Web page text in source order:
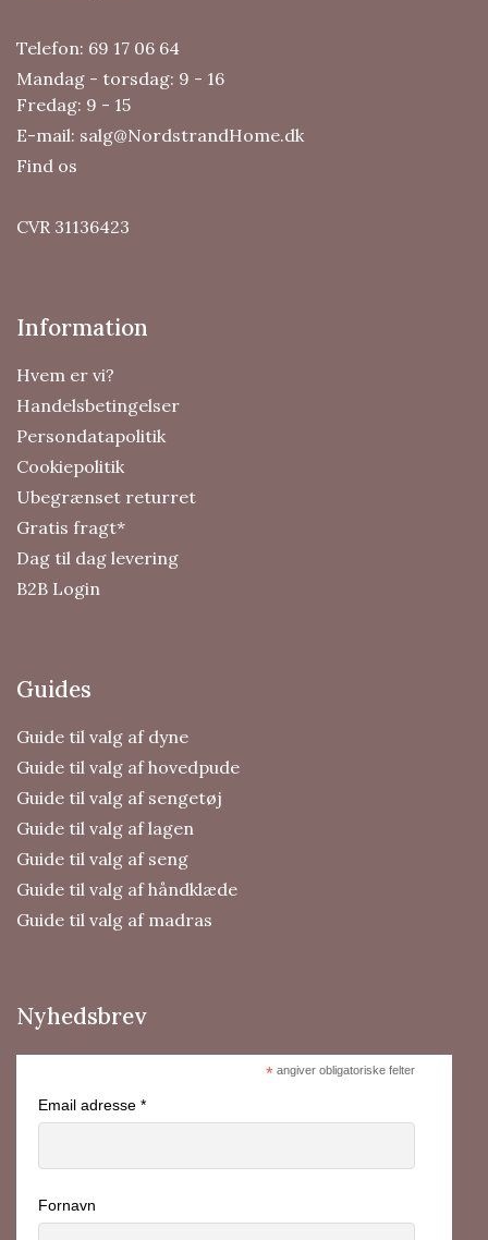
Telefon: 69 17 06 64
Mandag - torsdag: 9 - 16
Fredag: 9 - 15
E-mail: salg@NordstrandHome.dk
Find os
CVR 31136423
Information
Hvem er vi?
Handelsbetingelser
Persondatapolitik
Cookiepolitik
Ubegrænset returret
Gratis fragt*
Dag til dag levering
B2B Login
Guides
Guide til valg af dyne
Guide til valg af hovedpude
Guide til valg af sengetøj
Guide til valg af lagen
Guide til valg af seng
Guide til valg af håndklæde
Guide til valg af madras
Nyhedsbrev
*angiver obligatoriske felter
Email adresse *
Fornavn